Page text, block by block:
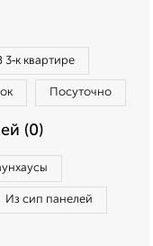
3‑к квартире
Посуточно
(0)
Из сип панелей